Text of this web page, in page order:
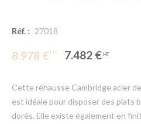
Réf. : 27018
8.978 € 7.482 €
Cette réhausse Cambridge acier
est idéale pour disposer des plats
dorés. Elle existe également en